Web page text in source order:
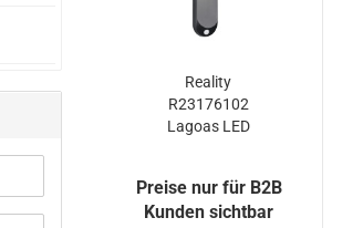
Reality
R23176102
Lagoas LED
warmweiss
Preise nur für B2B
Kunden sichtbar